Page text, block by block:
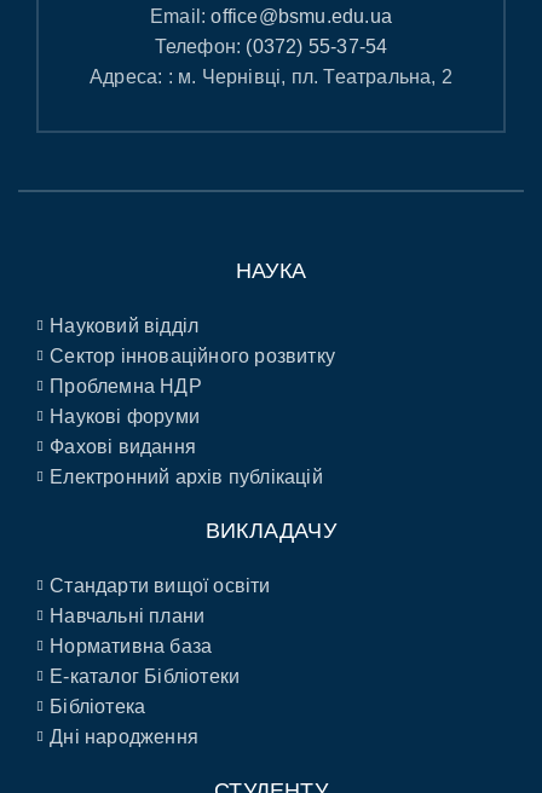
Email:office@bsmu.edu.ua
Телефон: (0372) 55-37-54
Адреса: : м. Чернівці, пл. Театральна, 2
НАУКА
Науковий відділ
Сектор інноваційного розвитку
Проблемна НДР
Наукові форуми
Фахові видання
Електронний архів публікацій
ВИКЛАДАЧУ
Стандарти вищої освіти
Навчальні плани
Нормативна база
E-каталог Бібліотеки
Бібліотека
Дні народження